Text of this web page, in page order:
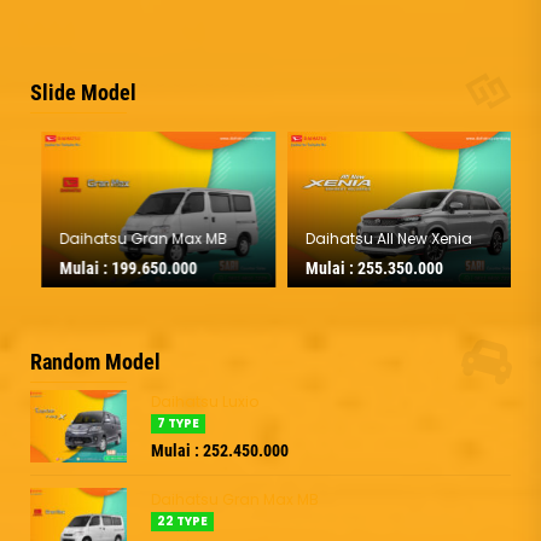
Slide Model
Daihatsu Gran Max MB
Mulai :199.650.000
Daihatsu All New Xenia
Mulai :255.350.000
Random Model
Daihatsu Luxio
7 TYPE
Mulai : 252.450.000
Daihatsu Gran Max MB
22 TYPE